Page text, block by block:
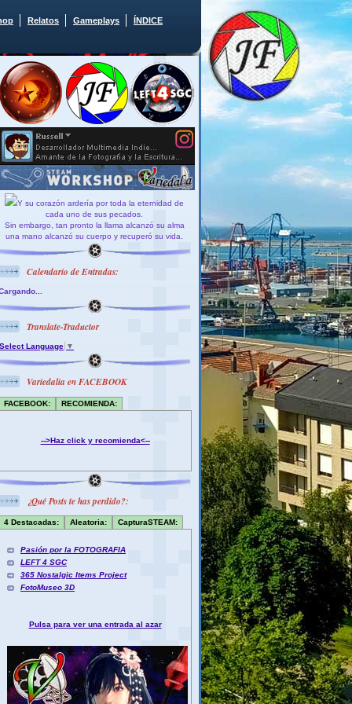
Relatos Gameplays ÍNDICE
Y su corazón ardería por toda la eternidad de
cada uno de sus pecados.
Sin embargo, tan pronto la llama alcanzó su alma
una mano alcanzó su cuerpo y recuperó su vida.
Calendario de Entradas:
Translate-Traductor
Select Language ▼
Variedalia en FACEBOOK
FACEBOOK: RECOMIENDA:
-->Haz click y recomienda<--
¿Qué Posts te has perdido?:
4 Destacadas: Aleatoria: CapturaSTEAM:
Pasión por la FOTOGRAFIA
LEFT 4 SGC
365 Nostalgic Items Project
FotoMuseo 3D
Pulsa para ver una entrada al azar